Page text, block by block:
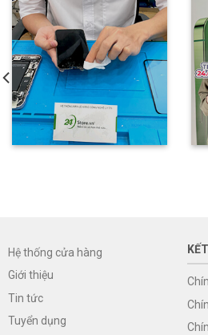
Hệ thống cửa hàng
Giới thiệu
Tin tức
Tuyển dụng